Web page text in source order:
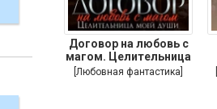
Договор на любовь с
магом. Целительница
моей души
[Любовная фантастика]